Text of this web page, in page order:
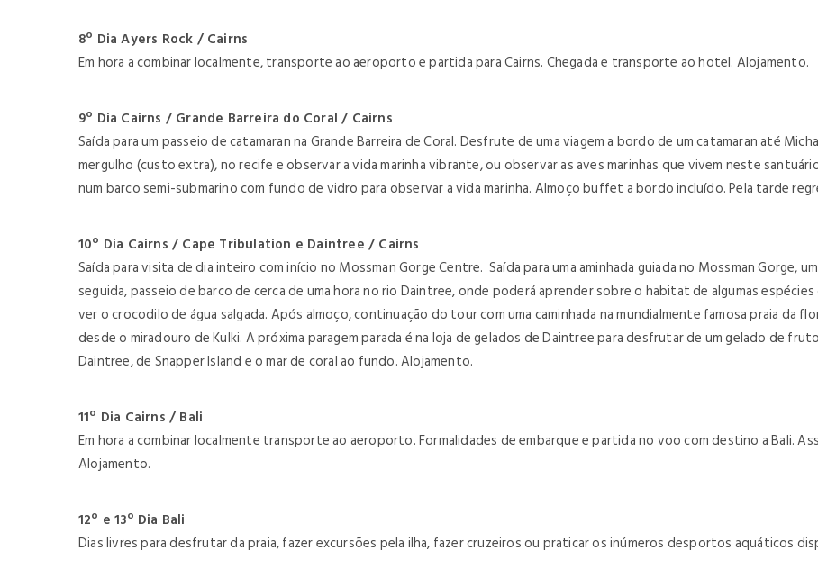
8º Dia Ayers Rock / Cairns
Em hora a combinar localmente, transporte ao aeroporto e partida para Cairns. Chegada e transporte ao hotel. Alojamento.
9º Dia Cairns / Grande Barreira do Coral / Cairns
Saída para um passeio de catamaran na Grande Barreira de Coral. Desfrute de uma viagem a bordo de um catamaran até
mergulho (custo extra), no recife e observar a vida marinha vibrante, ou observar as aves marinhas que vivem neste
num barco semi-submarino com fundo de vidro para observar a vida marinha. Almoço buffet a bordo incluído. Pela tarde
10º Dia Cairns / Cape Tribulation e Daintree / Cairns
Saída para visita de dia inteiro com início no Mossman Gorge Centre. Saída para uma aminhada guiada no Mossman Gorge,
seguida, passeio de barco de cerca de uma hora no rio Daintree, onde poderá aprender sobre o habitat de algumas
ver o crocodilo de água salgada. Após almoço, continuação do tour com uma caminhada na mundialmente famosa praia da
desde o miradouro de Kulki. A próxima paragem parada é na loja de gelados de Daintree para desfrutar de um gelado de
Daintree, de Snapper Island e o mar de coral ao fundo. Alojamento.
11º Dia Cairns / Bali
Em hora a combinar localmente transporte ao aeroporto. Formalidades de embarque e partida no voo com destino a Bali.
Alojamento.
12º e 13º Dia Bali
Dias livres para desfrutar da praia, fazer excursões pela ilha, fazer cruzeiros ou praticar os inúmeros desportos aquáticos